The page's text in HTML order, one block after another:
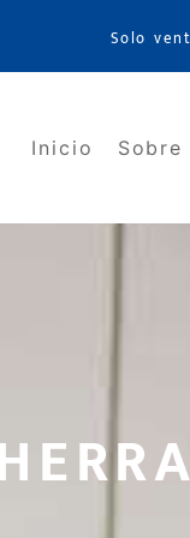
Solo
Inicio